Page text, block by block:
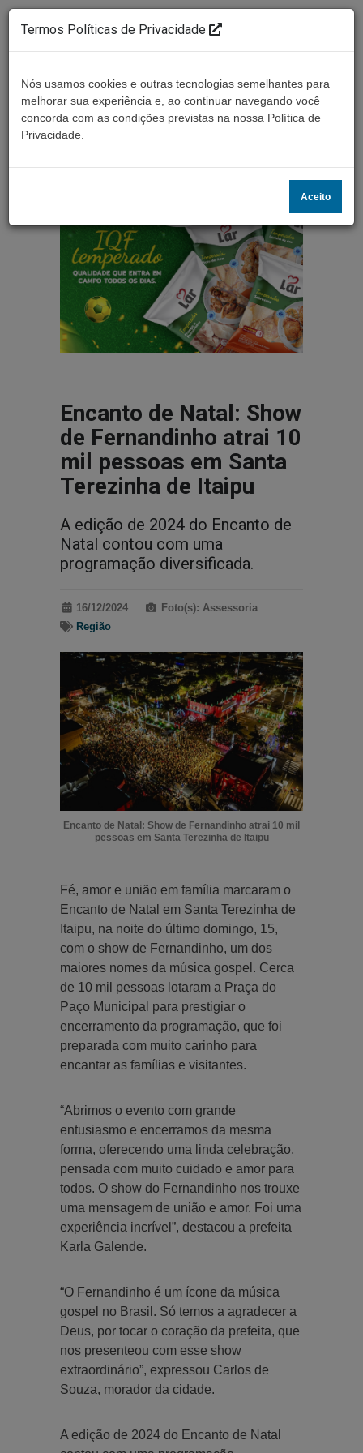
Encanto de Natal: Show
de Fernandinho atrai 10
mil pessoas em Santa
Terezinha de Itaipu
A edição de 2024 do Encanto de
Natal contou com uma
programação diversificada.
16/12/2024
Foto(s): Assessoria
Região
Encanto de Natal: Show de Fernandinho atrai 10 mil
pessoas em Santa Terezinha de Itaipu
Fé, amor e união em família marcaram o
Encanto de Natal em Santa Terezinha de
Itaipu, na noite do último domingo, 15,
com o show de Fernandinho, um dos
maiores nomes da música gospel. Cerca
de 10 mil pessoas lotaram a Praça do
Paço Municipal para prestigiar o
encerramento da programação, que foi
preparada com muito carinho para
encantar as famílias e visitantes.
“Abrimos o evento com grande
entusiasmo e encerramos da mesma
forma, oferecendo uma linda celebração,
pensada com muito cuidado e amor para
todos. O show do Fernandinho nos trouxe
uma mensagem de união e amor. Foi uma
experiência incrível”, destacou a prefeita
Karla Galende.
“O Fernandinho é um ícone da música
gospel no Brasil. Só temos a agradecer a
Deus, por tocar o coração da prefeita, que
nos presenteou com esse show
extraordinário”, expressou Carlos de
Souza, morador da cidade.
A edição de 2024 do Encanto de Natal
Termos Políticas de Privacidade
Nós usamos cookies e outras tecnologias semelhantes para
melhorar sua experiência e, ao continuar navegando você
concorda com as condições previstas na nossa Política de
Privacidade.
Aceito